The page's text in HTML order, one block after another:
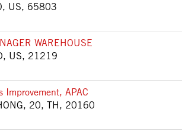
US, 65803
WAREHOUSE
US, 21219
Improvement, APAC
20, TH, 20160